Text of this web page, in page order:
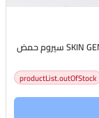
SKIN GENERICS ID SKIN IDENTITY Lactobionic Acid Serum 2% سيروم حمض
productList.outOfStock